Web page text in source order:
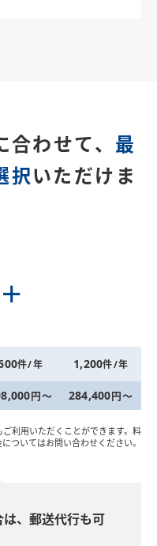
わせて、 最
択 いただけま
＋
件/年
円～
1,200件/年
284,400 円～
利用いただくことができます。料
についてはお問い合わせください。
、郵送代行も可